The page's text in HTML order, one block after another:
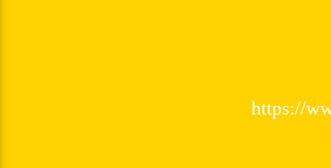
https://